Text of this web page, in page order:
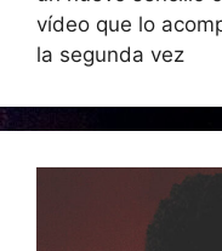
vídeo que lo
la segunda vez